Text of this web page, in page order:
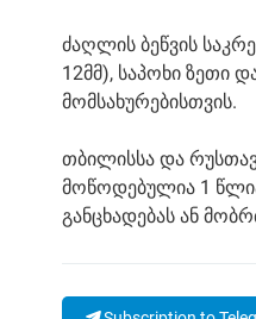
ძაღლის ბეწვის
12მმ), საპოხი ზეთი
მომსახურებისთვის.
თბილისსა და
მოწოდებულია 1
განცხადებას ან